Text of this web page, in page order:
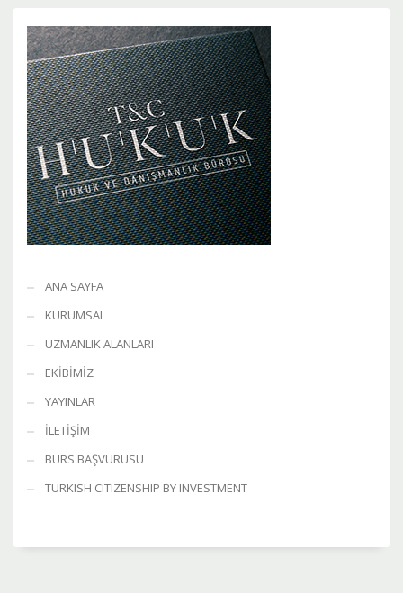
ANA SAYFA
KURUMSAL
UZMANLIK ALANLARI
EKİBİMİZ
YAYINLAR
İLETİŞİM
BURS BAŞVURUSU
TURKISH CITIZENSHIP BY INVESTMENT